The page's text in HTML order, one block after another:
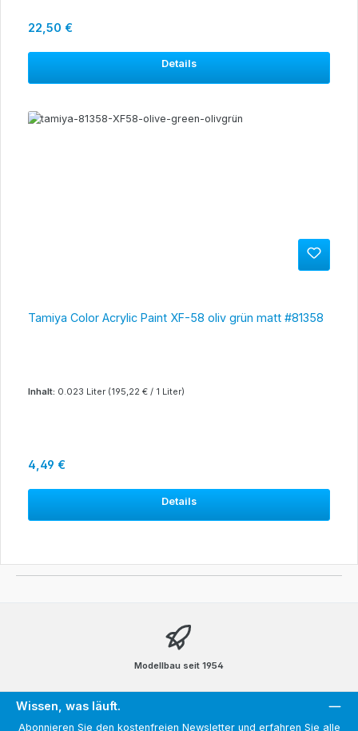
Regulärer Preis:
22,50 €
Details
Tamiya Color Acrylic Paint XF-58 oliv grün matt #81358
Inhalt: 0.023 Liter (195,22 € / 1 Liter)
Regulärer Preis:
4,49 €
Details
Modellbau seit 1954
Wissen, was läuft.
Abonnieren Sie den kostenfreien Newsletter und erfahren Sie alle